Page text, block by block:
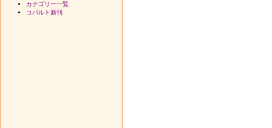
カテゴリー一覧
コバルト新刊